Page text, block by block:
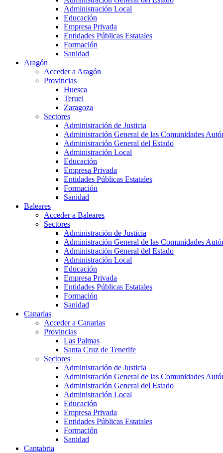
Administración Local
Educación
Empresa Privada
Entidades Públicas Estatales
Formación
Sanidad
Aragón
Acceder a Aragón
Provincias
Huesca
Teruel
Zaragoza
Sectores
Administración de Justicia
Administración General de las Comunidades
Administración General del Estado
Administración Local
Educación
Empresa Privada
Entidades Públicas Estatales
Formación
Sanidad
Baleares
Acceder a Baleares
Sectores
Administración de Justicia
Administración General de las Comunidades
Administración General del Estado
Administración Local
Educación
Empresa Privada
Entidades Públicas Estatales
Formación
Sanidad
Canarias
Acceder a Canarias
Provincias
Las Palmas
Santa Cruz de Tenerife
Sectores
Administración de Justicia
Administración General de las Comunidades
Administración General del Estado
Administración Local
Educación
Empresa Privada
Entidades Públicas Estatales
Formación
Sanidad
Cantabria